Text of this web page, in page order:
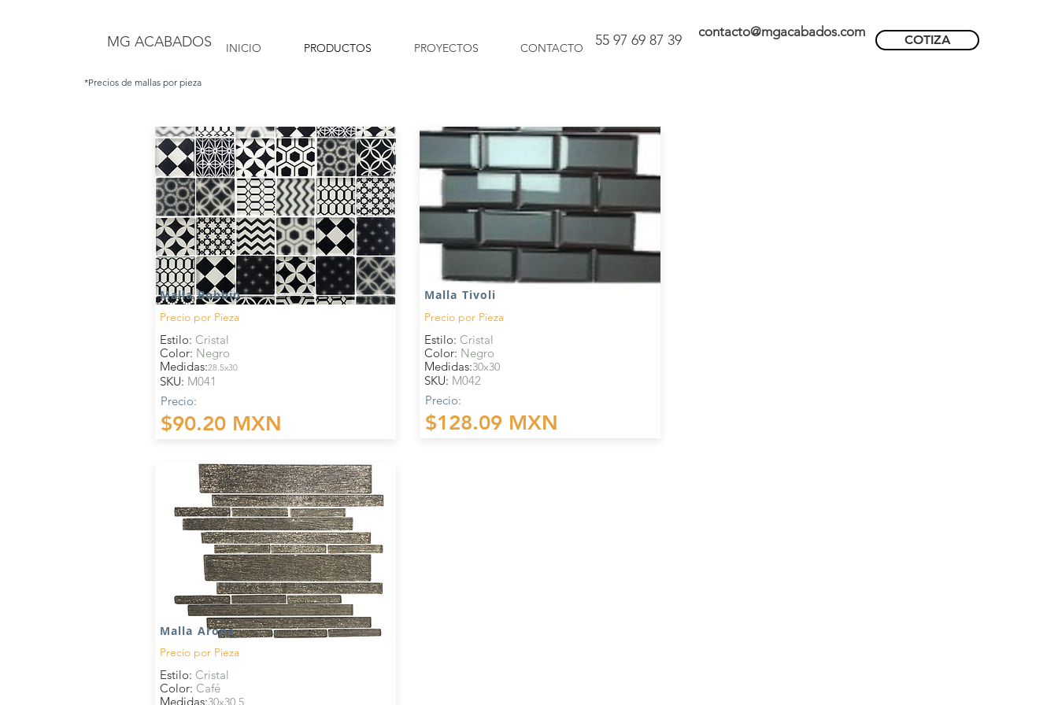
MG ACABADOS INICIO PRODUCTOS PROYECTOS CONTACTO 55 97 69 87 39 contacto@mgacabados.com
COTIZA
*Precios de mallas por pieza
Malla Bobbio
Precio por Pieza
Estilo: Cristal
Color: Negro
Medidas:28.5x30
SKU: M041
Precio:
$90.20 MXN
Malla Tivoli
Precio por Pieza
Estilo: Cristal
Color: Negro
Medidas:30x30
SKU: M042
Precio:
$128.09 MXN
Malla Arona
Precio por Pieza
Estilo: Cristal
Color: Café
Medidas:30x30.5